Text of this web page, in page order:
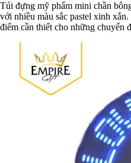
Túi đựng mỹ phẩm mini chần
với nhiều màu sắc pastel xinh
điểm cần thiết cho những chuyến